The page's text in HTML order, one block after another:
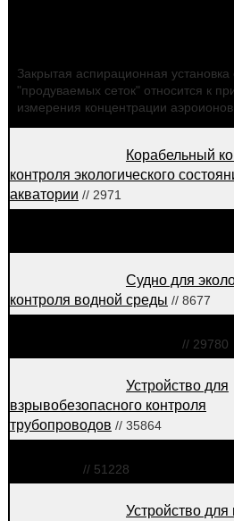
Закрытая аспирационная установка
"продуваемых сеток" относится к
измерения концентрации аэроионов.
Корабельный
контроля экологического
акватории // 2971
Судно для
контроля водной среды // 8677
// 29780
Устройство для
взрывобезопасного контроля
трубопроводов // 35864
// 51228
Устройство